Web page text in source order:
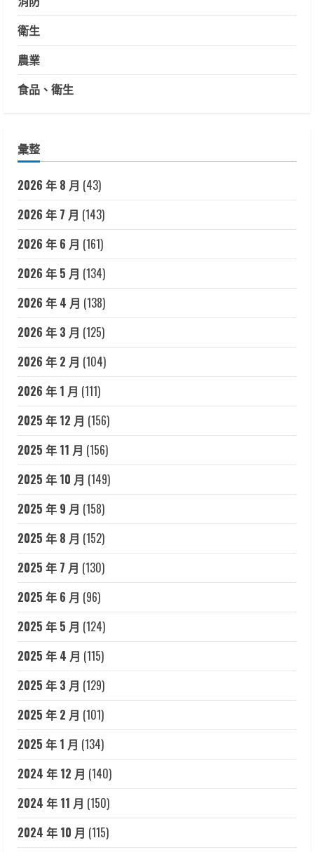
衛生
農業
食品、衛生
彙整
2026 年 8 月 (43)
2026 年 7 月 (143)
2026 年 6 月 (161)
2026 年 5 月 (134)
2026 年 4 月 (138)
2026 年 3 月 (125)
2026 年 2 月 (104)
2026 年 1 月 (111)
2025 年 12 月 (156)
2025 年 11 月 (156)
2025 年 10 月 (149)
2025 年 9 月 (158)
2025 年 8 月 (152)
2025 年 7 月 (130)
2025 年 6 月 (96)
2025 年 5 月 (124)
2025 年 4 月 (115)
2025 年 3 月 (129)
2025 年 2 月 (101)
2025 年 1 月 (134)
2024 年 12 月 (140)
2024 年 11 月 (150)
2024 年 10 月 (115)